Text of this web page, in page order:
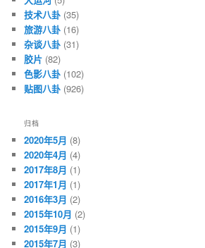
技术八卦 (35)
旅游八卦 (16)
杂谈八卦 (31)
胶片 (82)
色影八卦 (102)
贴图八卦 (926)
归档
2020年5月 (8)
2020年4月 (4)
2017年8月 (1)
2017年1月 (1)
2016年3月 (2)
2015年10月 (2)
2015年9月 (1)
2015年7月 (3)